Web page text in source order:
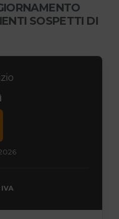
SOSPETTI DI
IVA